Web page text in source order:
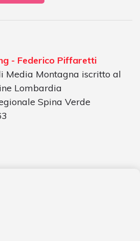
- Federico Piffaretti
Media Montagna iscritto al
Lombardia
Spina Verde